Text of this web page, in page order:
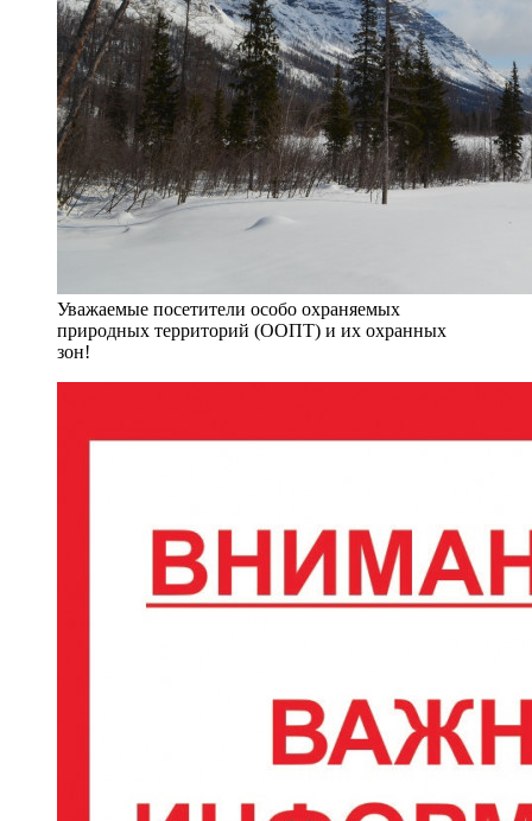
Уважаемые посетители особо охраняемых
природных территорий (ООПТ) и их охранных
зон!